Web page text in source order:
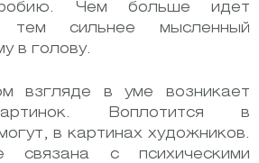
Чем больше идет
тем сильнее мысленный
в голову.
взгляде в уме возникает
Воплотится в
в картинах художников.
с психическими